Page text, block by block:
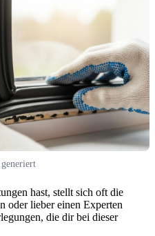
hast, stellt sich oft die
oder lieber einen Experten
die dir bei dieser